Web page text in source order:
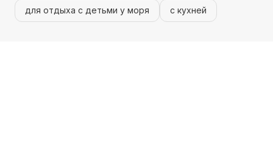
для отдыха с детьми у моря с кухней